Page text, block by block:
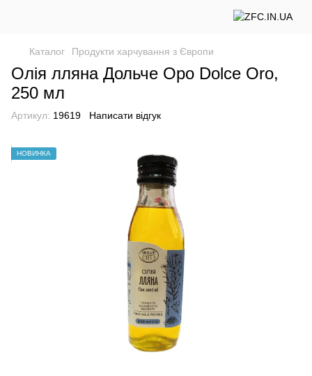
Каталог Продукти харчування з Європи
Олія лляна Дольче Оро Dolce Oro,
250 мл
Артикул: 19619 Написати відгук
НОВИНКА